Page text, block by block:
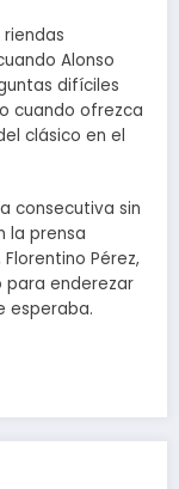
Alonso
difíciles
cuando ofrezca
clásico en el
consecutiva sin
la prensa
Pérez,
para enderezar
esperaba.